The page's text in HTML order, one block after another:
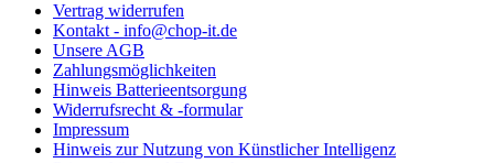
Vertrag widerrufen
Kontakt - info@chop-it.de
Unsere AGB
Zahlungsmöglichkeiten
Hinweis Batterieentsorgung
Widerrufsrecht & -formular
Impressum
Hinweis zur Nutzung von Künstlicher Intelligenz